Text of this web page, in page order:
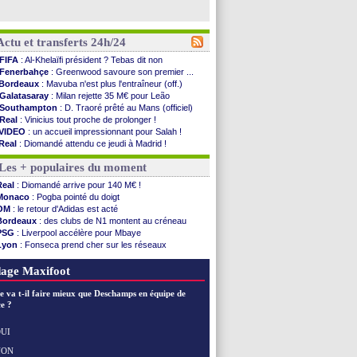
et transferts 24h/24
FIFA : Al-Khelaïfi président ? Tebas dit non
Fenerbahçe : Greenwood savoure son premier ...
: Mavuba n'est plus l'entraîneur (off.)
Galatasaray : Milan rejette 35 M€ pour Leão
Southampton : D. Traoré prêté au Mans (officiel)
Real : Vinicius tout proche de prolonger !
: un accueil impressionnant pour Salah !
: Diomandé attendu ce jeudi à Madrid !
: Rodri, la piste Barça se confirme
: Akliouche arrive ce jeudi à Paris !
Médias: la Liga quitte beIN Sports !
PSG : pas d'inquiétude pour Rafael Pol
Real: ça se complique pour Rodri !
Barça : Ferran Torres donne son feu vert au ...
FIFA: des excuses après le projet
Abha: c'est fait pour Fekir (officiel)
Real : réponse imminente de Vinicius
Al-Ahli: Deschamps a discuté !
: Pogba pointé du doigt
+ populaires du moment
: Diomandé arrive pour 140 M€ !
: Pogba pointé du doigt
: le retour d'Adidas est acté
: des clubs de N1 montent au créneau
: Liverpool accélère pour Mbaye
: Fonseca prend cher sur les réseaux
: une nouvelle offre pour Vinicius
Maxifoot
va t-il faire mieux que Deschamps en équipe de
?